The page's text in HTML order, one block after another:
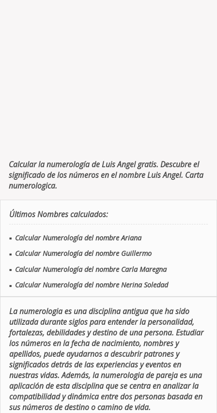
Calcular la numerología de Luis Angel gratis. Descubre el
significado de los números en el nombre Luis Angel. Carta
numerologica.
Últimos Nombres calculados:
■ Calcular Numerología del nombre Ariana
■ Calcular Numerología del nombre Guillermo
■ Calcular Numerología del nombre Carla Maregna
■ Calcular Numerología del nombre Nerina Soledad
La numerologia es una disciplina antigua que ha sido
utilizada durante siglos para entender la personalidad,
fortalezas, debilidades y destino de una persona. Estudiar
los números en la fecha de nacimiento, nombres y
apellidos, puede ayudarnos a descubrir patrones y
significados detrás de las experiencias y eventos en
nuestras vidas. Además, la numerologia de pareja es una
aplicación de esta disciplina que se centra en analizar la
compatibilidad y dinámica entre dos personas basada en
sus números de destino o camino de vida.